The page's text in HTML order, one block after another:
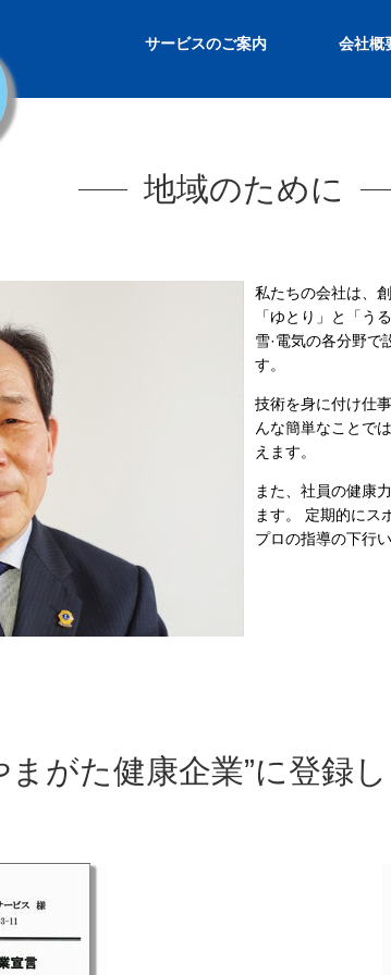
サービスのご案内 会社概
地域のために
私たちの会社は、
「ゆとり」と「う
雪·電気の各分野で
す。
技術を身に付け仕
んな簡単なことで
えます。
また、社員の健康
ます。 定期的にス
プロの指導の下行
まがた健康企業”に登録し